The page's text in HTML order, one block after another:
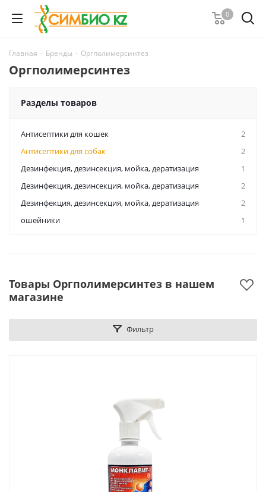
0
Главная - Бренды - Оргполимерсинтез
Оргполимерсинтез
Разделы товаров
Антисептики для кошек
2
Антисептики для собак
2
Дезинфекция, дезинсекция, мойка, дератизация
1
Дезинфекция, дезинсекция, мойка, дератизация
2
Дезинфекция, дезинсекция, мойка, дератизация
2
ошейники
1
Товары Оргполимерсинтез в нашем
магазине
Фильтр